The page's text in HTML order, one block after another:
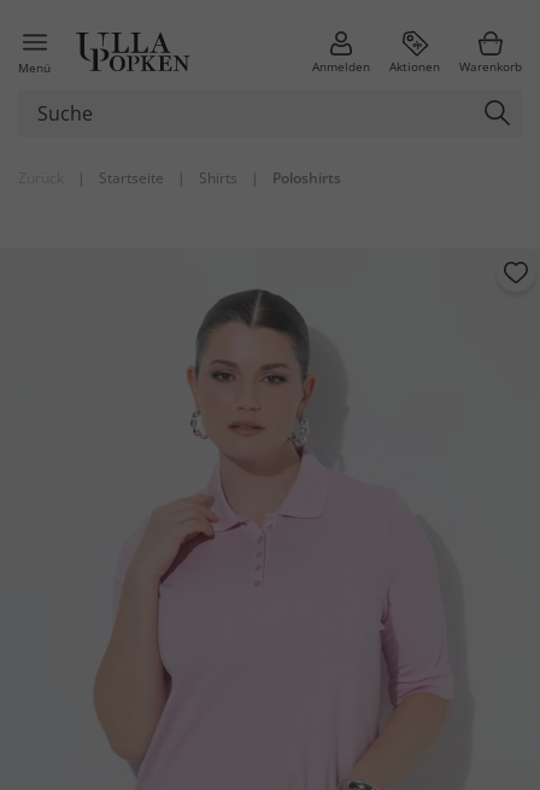
Menü Anmelden Aktionen Warenkorb
| Startseite | Shirts | Poloshirts